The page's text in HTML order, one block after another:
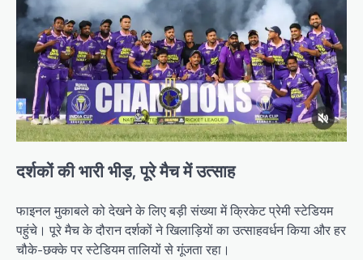
दर्शकों की भारी भीड़, पूरे मैच में उत्साह
फाइनल मुकाबले को देखने के लिए बड़ी संख्या में क्रिकेट प्रेमी स्टेडियम
पहुंचे। पूरे मैच के दौरान दर्शकों ने खिलाड़ियों का उत्साहवर्धन किया और हर
चौके-छक्के पर स्टेडियम तालियों से गूंजता रहा।